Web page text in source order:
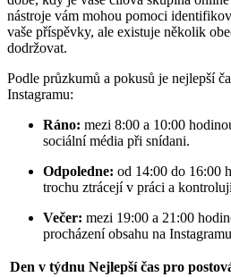
nástroje vám mohou pomoci
vaše příspěvky, ale existuje několik
dodržovat.
Podle průzkumů a pokusů je nejlepší
Instagramu:
Ráno: mezi 8:00 a 10:00
sociální média při snídani.
Odpoledne: od 14:00 do 16:00
trochu ztrácejí v práci a
Večer: mezi 19:00 a 21:00
procházení obsahu na
Den v týdnu Nejlepší čas pro